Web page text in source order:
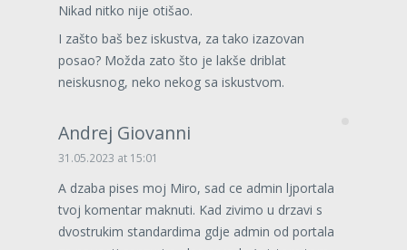
Nikad nitko nije otišao.
I zašto baš bez iskustva, za tako izazovan
posao? Možda zato što je lakše driblat
neiskusnog, neko nekog sa iskustvom.
Andrej Giovanni
31.05.2023 at 15:01
A dzaba pises moj Miro, sad ce admin ljportala
tvoj komentar maknuti. Kad zivimo u drzavi s
dvostrukim standardima gdje admin od portala